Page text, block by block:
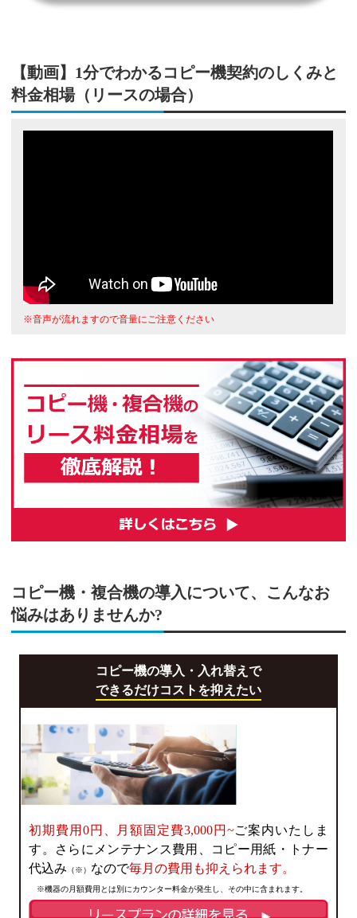
【動画】1分でわかるコピー機契約のしくみと
料金相場（リースの場合）
※音声が流れますので音量にご注意ください
コピー機・複合機の導入について、こんなお
悩みはありませんか?
コピー機の導入・入れ替えで
できるだけコストを抑えたい
初期費用0円、月額固定費3,000円~ご案内いたしま
す。さらにメンテナンス費用、コピー用紙・トナー
代込み
（※） なので毎月の費用も抑えられます。
※機器の月額費用とは別にカウンター料金が発生し、その中に含まれます。